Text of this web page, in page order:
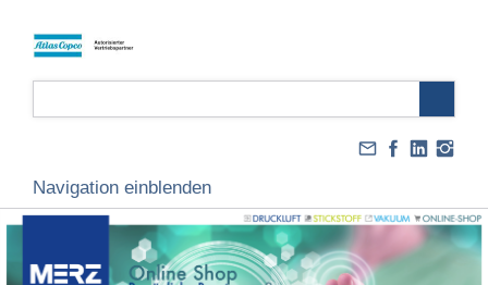
Navigation einblenden